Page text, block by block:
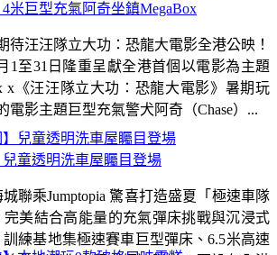
兒童透明洗車屋矚目登場
聯乘Jumptopia 驚喜打造盛夏「極速車隊
完美結合高能量的充氣彈床挑戰與沉浸式
練基地集極速賽車巨型彈床、6.5米高速
4米巨型充氣阿奇坐鎮MegaBox
待汪汪隊立大功：恐龍大電影全港公映！
1至31日隆重呈獻全港首個以電影為主題
x《汪汪隊立大功：恐龍大電影》暑期玩
電影主題巨型充氣警犬阿奇（Chase）...